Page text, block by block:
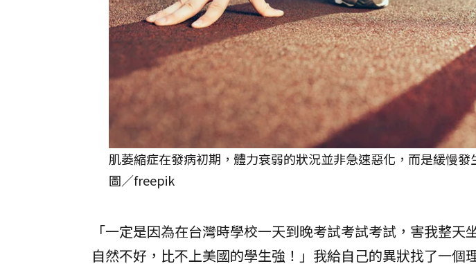
肌萎縮症在發病初期，體力衰弱的狀況並非急速惡化，而是緩慢發
圖／freepik
「一定是因為在台灣時學校一天到晚考試考試考試，害我整
自然不好，比不上美國的學生強！」我給自己的異狀找了一個